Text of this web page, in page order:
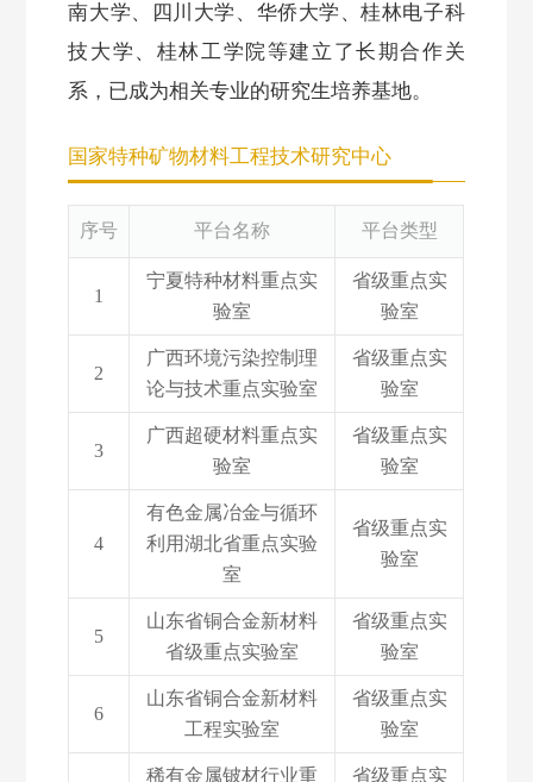
南大学、四川大学、华侨大学、桂林电子科
技大学、桂林工学院等建立了长期合作关
系，已成为相关专业的研究生培养基地。
国家特种矿物材料工程技术研究中心
序号 平台名称 平台类型
1
宁夏特种材料重点实
验室
省级重点实
验室
2
广西环境污染控制理
论与技术重点实验室
省级重点实
验室
3
广西超硬材料重点实
验室
省级重点实
验室
4
有色金属冶金与循环
利用湖北省重点实验
室
省级重点实
验室
5
山东省铜合金新材料
省级重点实验室
省级重点实
验室
6
山东省铜合金新材料
工程实验室
省级重点实
验室
稀有金属铍材行业重
省级重点实